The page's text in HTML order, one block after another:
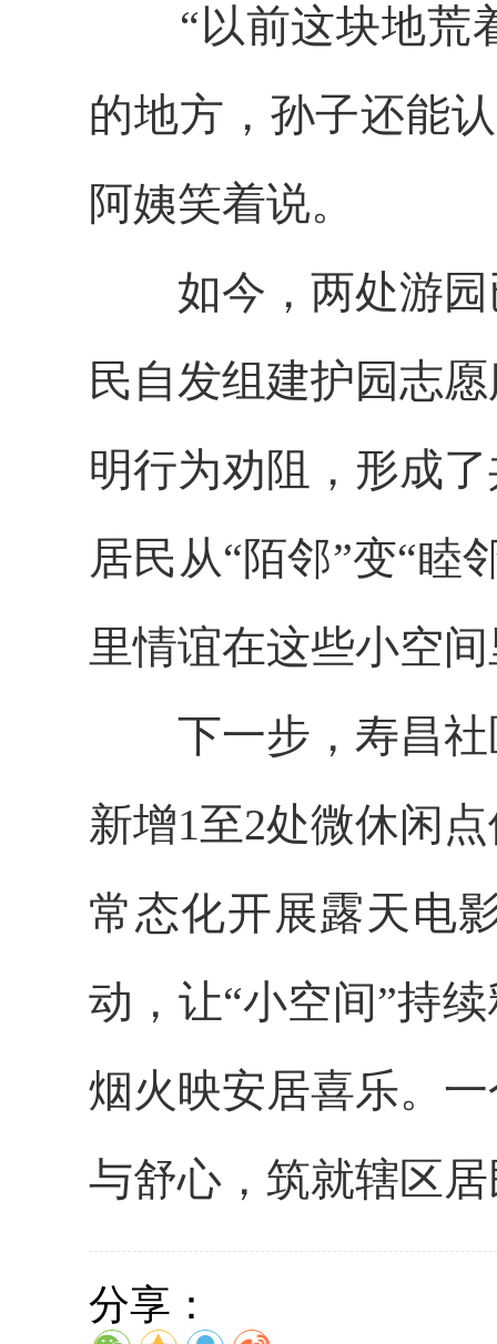
“以前这块地荒
的地方，孙子还能
阿姨笑着说。
如今，两处游
民自发组建护园志
明行为劝阻，形成
居民从“陌邻”变“睦
里情谊在这些小空
下一步，寿昌
新增1至2处微休闲
常态化开展露天电
动，让“小空间”持
烟火映安居喜乐。
与舒心，筑就辖区
分享：